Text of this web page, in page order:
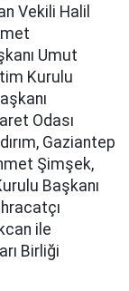
Vekili Halil
Umut
Kurulu
Odası
Gaziantep
Şimşek,
Başkanı
ile
Birliği